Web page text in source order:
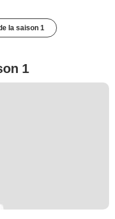
la saison 1
1